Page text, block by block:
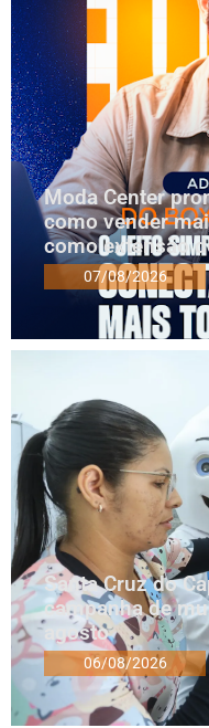
Moda Center
como vender
como extensão
07/08/2026
Santa Cruz do
campanha de
agosto
06/08/2026